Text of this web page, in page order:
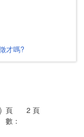
才嗎?
頁
數：
2 頁